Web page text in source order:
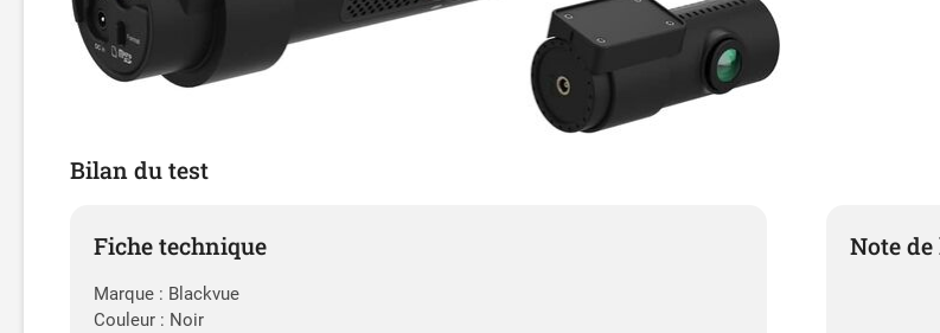
Bilan du test
Fiche technique
Marque : Blackvue
Couleur : Noir
Note